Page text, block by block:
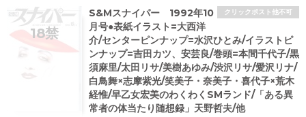
クリックポスト他不可
S&Mスナイパー 1992年10
月号●表紙イラスト=大西洋
介/センターピンナップ=水沢ひとみ/イラストピ
ンナップ=吉田カツ、安芸良/巻頭=本間千代子/黒
須麻里/太田リサ/美樹あゆみ/渋沢リサ/愛沢リナ/
白鳥舞×志摩紫光/笑美子・奈美子・喜代子×荒木
経惟/早乙女宏美のわくわくSMランド/「ある異
常者の体当たり随想録」天野哲夫/他